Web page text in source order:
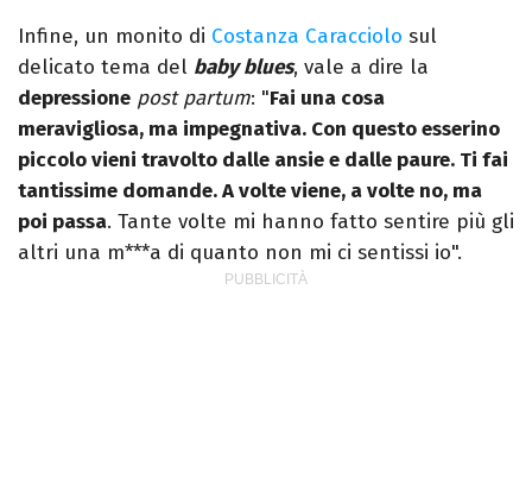
Infine, un monito di Costanza Caracciolo sul
delicato tema del baby blues, vale a dire la
depressione post partum: "Fai una cosa
meravigliosa, ma impegnativa. Con questo esserino
piccolo vieni travolto dalle ansie e dalle paure. Ti fai
tantissime domande. A volte viene, a volte no, ma
poi passa. Tante volte mi hanno fatto sentire più gli
altri una m***a di quanto non mi ci sentissi io".